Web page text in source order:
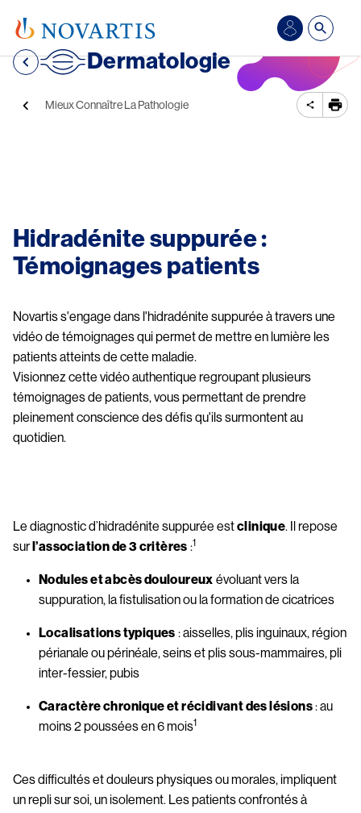
Dermatologie
Fil d'Ariane
Mieux Connaître La Pathologie
Hidradénite suppurée :
Témoignages patients
Novartis s'engage dans l'hidradénite suppurée à travers une
vidéo de témoignages qui permet de mettre en lumière les
patients atteints de cette maladie.
Visionnez cette vidéo authentique regroupant plusieurs
témoignages de patients, vous permettant de prendre
pleinement conscience des défis qu'ils surmontent au
quotidien.
Le diagnostic d’hidradénite suppurée est clinique. Il repose
sur l’association de 3 critères :1
Nodules et abcès douloureux évoluant vers la
suppuration, la fistulisation ou la formation de cicatrices
Localisations typiques : aisselles, plis inguinaux, région
périanale ou périnéale, seins et plis sous-mammaires, pli
inter-fessier, pubis
Caractère chronique et récidivant des lésions : au
moins 2 poussées en 6 mois1
Ces difficultés et douleurs physiques ou morales, impliquent
un repli sur soi, un isolement. Les patients confrontés à